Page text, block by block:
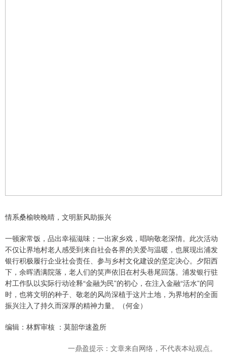
情系桑榆映晚晴，文明新风助振兴
一顿家常饭，品出幸福滋味；一出家乡戏，唱响敬老深情。此次活动
不仅让界地村老人感受到来自社会各界的关爱与温暖，也展现出浦发
银行积极履行企业社会责任、参与乡村文化建设的坚定决心。夕阳西
下，余晖洒满院落，老人们的笑声依旧在村头巷尾回荡。浦发银行驻
村工作队以实际行动诠释“金融为民”的初心，在注入金融“活水”的同
时，也将文明的种子、敬老的风尚深植于这片土地，为界地村的全面
振兴注入了持久而深厚的精神力量。（何金）
编辑：林辉审核 ：莫韶华速盈所
一鼎盈提示：文章来自网络，不代表本站观点。